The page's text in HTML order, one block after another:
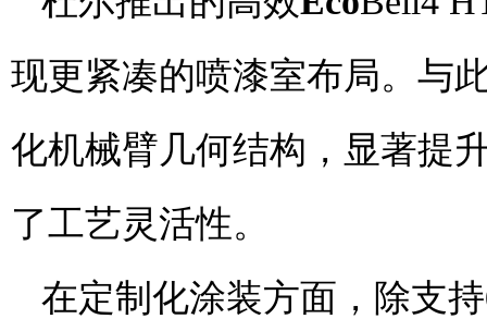
现更紧凑的喷漆室布局。与
化机械臂几何结构，显著提
了工艺灵活性。
在定制化涂装方面，除支